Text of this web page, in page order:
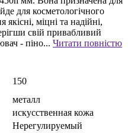
для косметологічного
міцні та надійні,
свій привабливий
- піно... Читати повністю
150
металл
искусственная кожа
Нерегулируемый